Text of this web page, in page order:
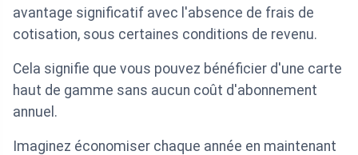
avantage significatif avec l'absence de frais de
cotisation, sous certaines conditions de revenu.
Cela signifie que vous pouvez bénéficier d'une carte
haut de gamme sans aucun coût d'abonnement
annuel.
Imaginez économiser chaque année en maintenant